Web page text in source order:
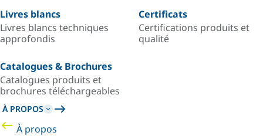
Livres blancs
Livres blancs techniques
approfondis
Certificats
Certifications produits et
qualité
Catalogues & Brochures
Catalogues produits et
brochures téléchargeables
À PROPOS
À propos